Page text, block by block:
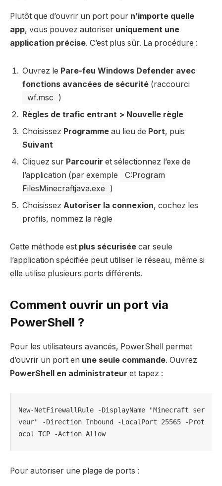
Plutôt que d’ouvrir un port pour n’importe quelle
app, vous pouvez autoriser uniquement une
application précise. C’est plus sûr. La procédure :
Ouvrez le Pare-feu Windows Defender avec
fonctions avancées de sécurité (raccourci
wf.msc
)
Règles de trafic entrant > Nouvelle règle
Choisissez Programme au lieu de Port, puis
Suivant
Cliquez sur Parcourir et sélectionnez l’exe de
l’application (par exemple
C:Program
FilesMinecraftjava.exe
)
Choisissez Autoriser la connexion, cochez les
profils, nommez la règle
Cette méthode est plus sécurisée car seule
l’application spécifiée peut utiliser le réseau, même si
elle utilise plusieurs ports différents.
Comment ouvrir un port via
PowerShell ?
Pour les utilisateurs avancés, PowerShell permet
d’ouvrir un port en une seule commande. Ouvrez
PowerShell en administrateur et tapez :
New-NetFirewallRule -DisplayName "Minecraft ser
veur" -Direction Inbound -LocalPort 25565 -Prot
ocol TCP -Action Allow
Pour autoriser une plage de ports :